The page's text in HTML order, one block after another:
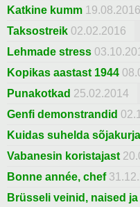
Katkine kumm 19.08.2016
Taksostreik 02.02.2016
Lehmade stress
Kopikas aastast 1944
Punakotkad 25.02.2014
Genfi demonstrandid
Kuidas suhelda
Vabanesin koristajast
Bonne année, chef
Brüsseli veinid, naised ja